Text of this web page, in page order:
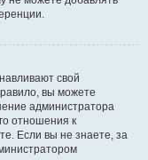
свой
вы можете
администратора
отношения к
Если вы не знаете, за